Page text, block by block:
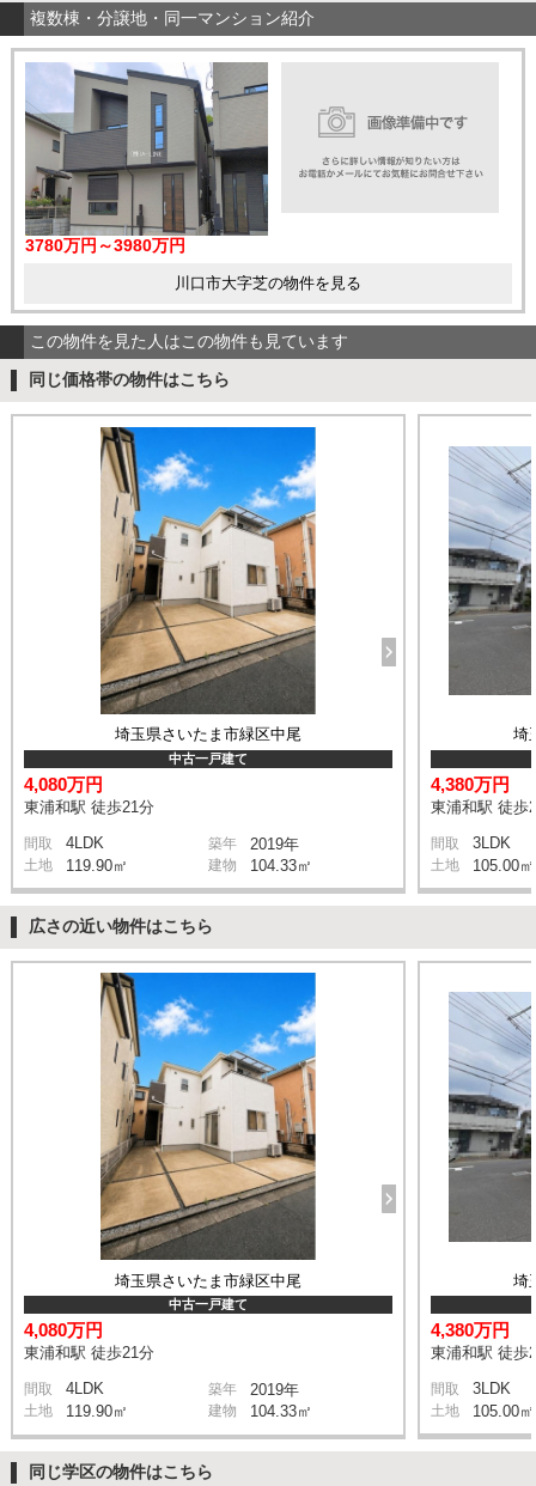
複数棟・分譲地・同一マンション紹介
3780万円～3980万円
川口市大字芝の物件を見る
この物件を見た人はこの物件も見ています
同じ価格帯の物件はこちら
埼玉県さいたま市緑区中尾
中古一戸建て
4,080万円
東浦和駅 徒歩21分
間取 4LDK 築年 2019年
土地 119.90㎡ 建物 104.33㎡
埼
4,380万円
東浦和駅 徒歩
間取 3LDK
土地 105.00㎡
広さの近い物件はこちら
埼玉県さいたま市緑区中尾
中古一戸建て
4,080万円
東浦和駅 徒歩21分
間取 4LDK 築年 2019年
土地 119.90㎡ 建物 104.33㎡
埼
4,380万円
東浦和駅 徒歩
間取 3LDK
土地 105.00㎡
同じ学区の物件はこちら